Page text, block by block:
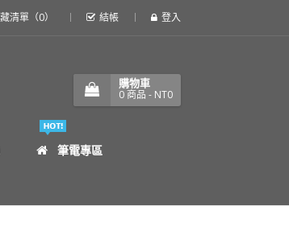
清單（0） 結帳 登入
購物車
0商品 - NT0
筆電專區